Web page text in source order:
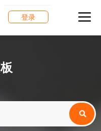
登录